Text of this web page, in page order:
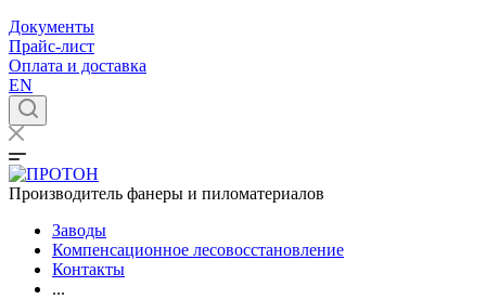
Документы
Прайс-лист
Оплата и доставка
EN
Производитель фанеры и пиломатериалов
Заводы
Компенсационное лесовосстановление
Контакты
...